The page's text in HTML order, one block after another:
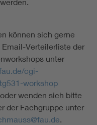
können sich gerne
Verteilerliste der
unter
cgi-
workshop
wenden sich bitte
der Fachgruppe unter
.